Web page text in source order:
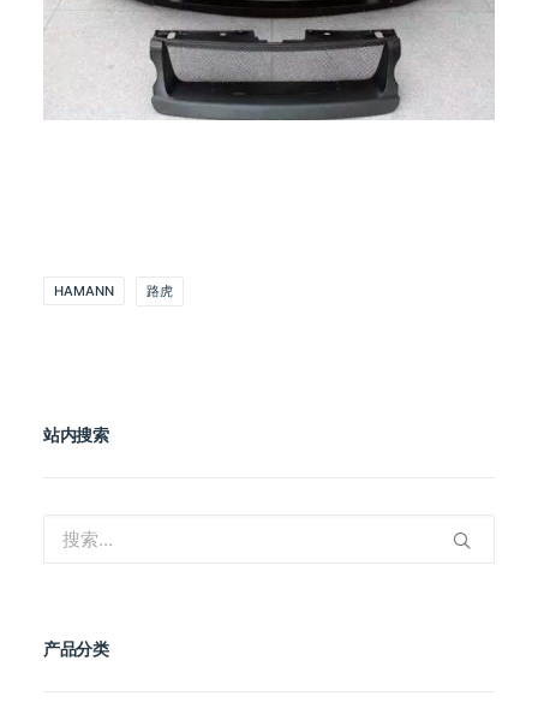
HAMANN 路虎
站内搜索
产品分类